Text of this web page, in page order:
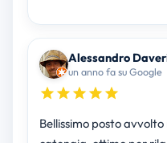
Alessandro
un anno fa su Google
Bellissimo posto